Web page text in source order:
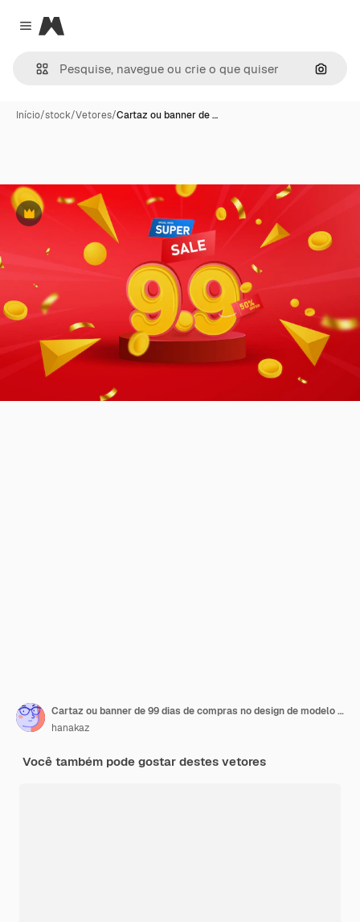
Close menu
Magnific
Início/stock/Vetores/Cartaz ou banner de …
Premium
Cartaz ou banner de 99 dias de compras no design de modelo de banner de fundo vermelho para mídia social e ilustração vetorial de site
hanakaz
Você também pode gostar destes vetores